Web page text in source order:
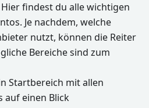
Hier findest du alle wichtigen
Je nachdem, welche
nutzt, können die Reiter
Bereiche sind zum
Startbereich mit allen
auf einen Blick